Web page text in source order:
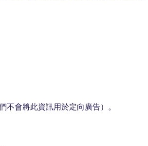
會將此資訊用於定向廣告）。